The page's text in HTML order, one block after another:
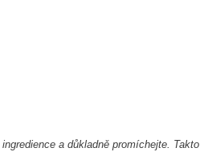
a důkladně promíchejte. Takto